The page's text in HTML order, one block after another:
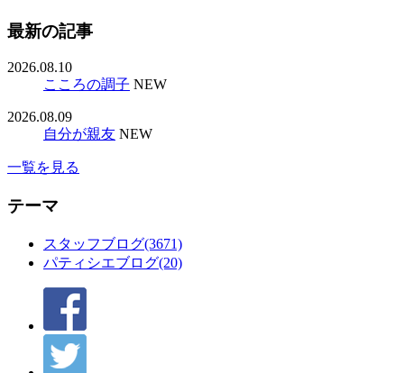
最新の記事
2026.08.10
こころの調子 NEW
2026.08.09
自分が親友 NEW
一覧を見る
テーマ
スタッフブログ(3671)
パティシエブログ(20)